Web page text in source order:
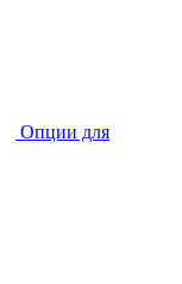
Опции для